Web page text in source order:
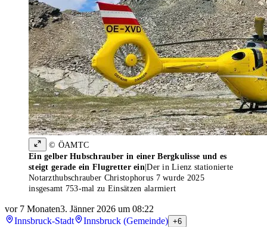
© ÖAMTC
Ein gelber Hubschrauber in einer Bergkulisse und es
steigt gerade ein Flugretter ein|Der in Lienz stationierte
Notarzthubschrauber Christophorus 7 wurde 2025
insgesamt 753-mal zu Einsätzen alarmiert
vor 7 Monaten3. Jänner 2026 um 08:22
Innsbruck-Stadt
Innsbruck (Gemeinde) +6